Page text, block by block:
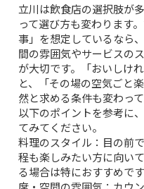
立川は飲食店の選択肢が
って選び方も変わります
事」を想定しているなら
間の雰囲気やサービスの
が大切です。「おいしけ
と、「その場の空気ごと
然と求める条件も変わって
以下のポイントを参考に
てみてください。
料理のスタイル： 目の前
程も楽しみたい方に向い
る場合は特におすすめです